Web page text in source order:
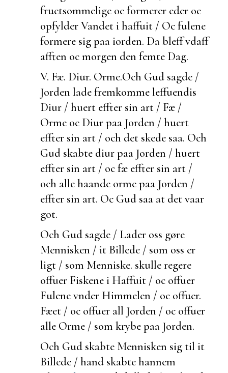
fructsommelige ocformerer eder oc
opfylder Vandet i haffuit / Oc fulene
formere sig paa iorden. Da bleff vdaff
afften oc morgen den femte Dag.
V. Fæ. Diur. Orme.Och Gud sagde /
Jorden lade fremkomme leffuendis
Diur / huert effter sin art / Fæ /
Orme oc Diur paa Jorden / huert
effter sin art / och det skede saa. Och
Gud skabte diur paa Jorden / huert
effter sin art / oc fæ effter sin art /
och alle haande orme paa Jorden /
effter sin art. Oc Gud saa at det vaar
got.
Och Gud sagde / Lader oss gøre
Mennisken / it Billede / som oss er
ligt / som Menniske. skulle regere
offuer Fiskene i Haffuit / oc offuer
Fulene vnder Himmelen / oc offuer.
Fæet / oc offuer all Jorden / oc offuer
alle Orme / som krybe paa Jorden.
Och Gud skabte Mennisken sig til it
Billede / hand skabte hannem